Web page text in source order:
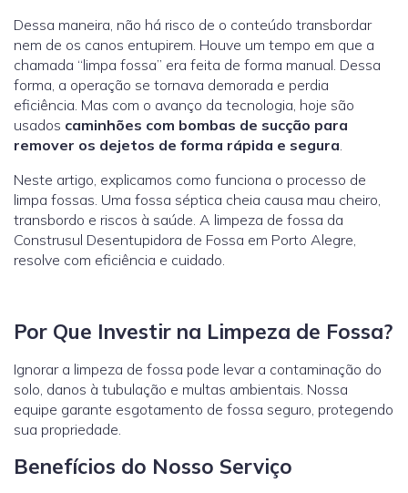
Dessa maneira, não há risco de o conteúdo transbordar
nem de os canos entupirem. Houve um tempo em que a
chamada “limpa fossa” era feita de forma manual. Dessa
forma, a operação se tornava demorada e perdia
eficiência. Mas com o avanço da tecnologia, hoje são
usados caminhões com bombas de sucção para
remover os dejetos de forma rápida e segura
Neste artigo, explicamos como funciona o processo de
limpa fossas. Uma fossa séptica cheia causa mau cheiro,
transbordo e riscos à saúde. A limpeza de fossa da
Construsul Desentupidora de Fossa em Porto Alegre,
resolve com eficiência e cuidado.
Por Que Investir na Limpeza de Fossa?
Ignorar a limpeza de fossa pode levar a contaminação do
solo, danos à tubulação e multas ambientais. Nossa
equipe garante esgotamento de fossa seguro, protegendo
sua propriedade.
Benefícios do Nosso Serviço